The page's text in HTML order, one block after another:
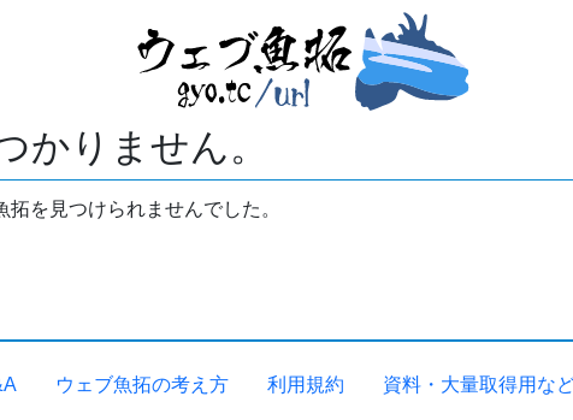
かりません。
を見つけられませんでした。
ウェブ魚拓の考え方 利用規約 資料・大量取得用な